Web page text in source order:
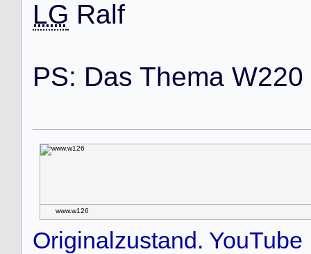
LG Ralf
PS: Das Thema W220
www.w126
Originalzustand. YouTube